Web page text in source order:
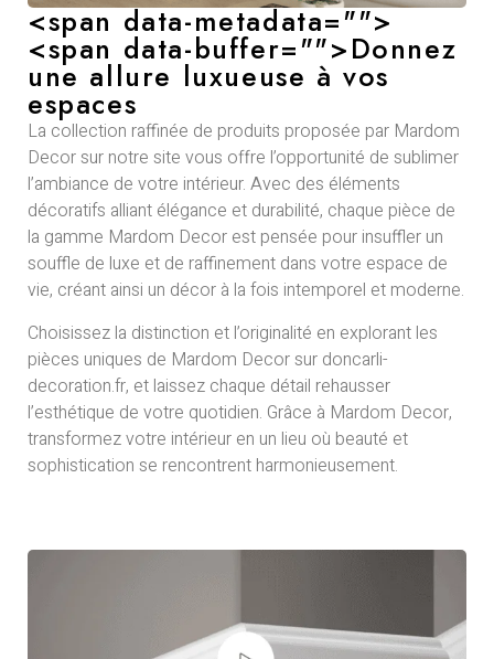
<span data-metadata="">
<span data-buffer="">Donnez
une allure luxueuse à vos
espaces
La collection raffinée de produits proposée par Mardom
Decor sur notre site vous offre l’opportunité de sublimer
l’ambiance de votre intérieur. Avec des éléments
décoratifs alliant élégance et durabilité, chaque pièce de
la gamme Mardom Decor est pensée pour insuffler un
souffle de luxe et de raffinement dans votre espace de
vie, créant ainsi un décor à la fois intemporel et moderne.
Choisissez la distinction et l’originalité en explorant les
pièces uniques de Mardom Decor sur doncarli-
decoration.fr, et laissez chaque détail rehausser
l’esthétique de votre quotidien. Grâce à Mardom Decor,
transformez votre intérieur en un lieu où beauté et
sophistication se rencontrent harmonieusement.